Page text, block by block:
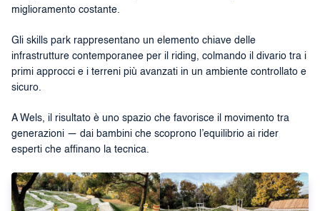
miglioramento costante.
Gli skills park rappresentano un elemento chiave delle
infrastrutture contemporanee per il riding, colmando il divario tra i
primi approcci e i terreni più avanzati in un ambiente controllato e
sicuro.
A Wels, il risultato è uno spazio che favorisce il movimento tra
generazioni — dai bambini che scoprono l’equilibrio ai rider
esperti che affinano la tecnica.